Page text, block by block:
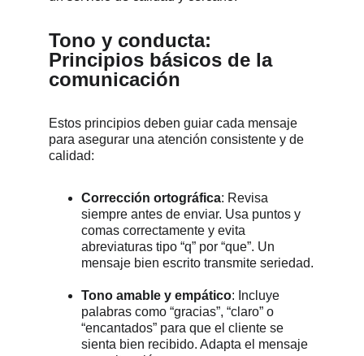
Tono y conducta:
Principios básicos de la
comunicación
Estos principios deben guiar cada mensaje
para asegurar una atención consistente y de
calidad:
Corrección ortográfica: Revisa
siempre antes de enviar. Usa puntos y
comas correctamente y evita
abreviaturas tipo “q” por “que”. Un
mensaje bien escrito transmite seriedad.
Tono amable y empático: Incluye
palabras como “gracias”, “claro” o
“encantados” para que el cliente se
sienta bien recibido. Adapta el mensaje